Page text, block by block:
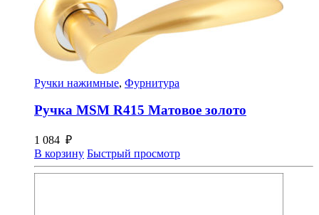
Ручки нажимные, Фурнитура
Ручка MSM R415 Матовое золото
1 084 ₽
В корзину Быстрый просмотр